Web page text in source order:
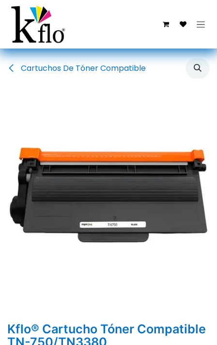
Ir al contenido
Cartuchos De Tóner Compatible
Kflo® Cartucho Tóner Compatible
TN-750/TN3380